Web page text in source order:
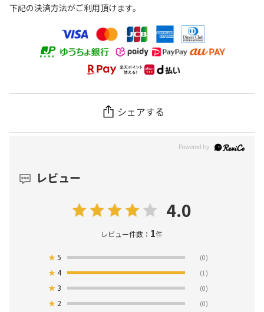
下記の決済方法がご利用頂けます。
シェアする
レビュー
4.0
レビュー件数： 1件
★5 (0)
★4 (1)
★3 (0)
★ 2 (0)